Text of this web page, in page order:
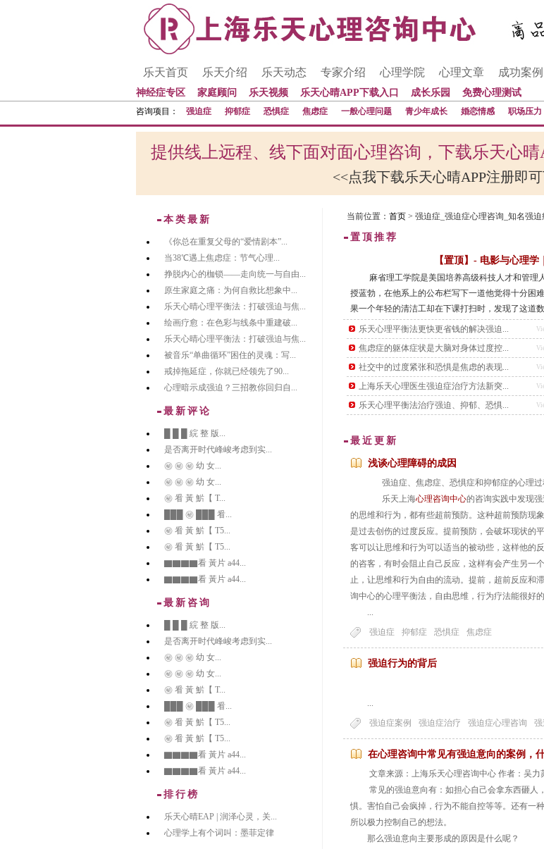
乐天首页 乐天介绍 乐天动态 专家介绍 心理学院 心理文章 成功案例
神经症专区 家庭顾问 乐天视频 乐天心晴APP下载入口 成长乐园 免费心理测试
咨询项目： 强迫症 抑郁症 恐惧症 焦虑症 一般心理问题 青少年成长 婚恋情感 职场压力
提供线上远程、线下面对面心理咨询，下载乐天心
<<点我下载乐天心晴APP注册即
当前位置： 首页 > 强迫症_强迫症心理咨询_知名强迫
置顶推荐
【置顶】- 电影与心理
麻省理工学院是美国培养高级科技人才和管
授蓝勃，在他系上的公布栏写下一道他觉得十分困
果一个年轻的清洁工却在下课打扫时，发现了这道
后，又下了另一道更难的题目，要找出这个数学天才
...
乐天心理平衡法更快更省钱的解决强迫...
焦虑症的躯体症状是大脑对身体过度控...
社交中的过度紧张和恐惧是焦虑的表现...
上海乐天心理医生强迫症治疗方法新突...
乐天心理平衡法治疗强迫、抑郁、恐惧...
最近更新
浅谈心理障碍的成因
强迫症、焦虑症、恐惧症和抑郁症的心理过
乐天上海心理咨询中心的咨询实践中发现
的思维和行为，都有些超前预防。这种超前预防现
是过去创伤的过度反应。提前预防，会破坏现状的
客可以让思维和行为可以适当的被动些，这样他的
的咨客，有时会阻止自己反应，这样有会产生另一
止，让思维和行为自由的流动。提前，超前反应和
询中心的心理平衡法，自由思维，行为疗法能很好
...
强迫症 抑郁症 恐惧症 焦虑症
强迫行为的背后
...
强迫症案例 强迫症治疗 强迫症心理咨询 强
在心理咨询中常见有强迫意向的案例，
文章来源：上海乐天心理咨询中心 作者：吴力
常见的强迫意向有：如担心自己会拿东西砸人
惧。害怕自己会疯掉，行为不能自控等等。还有一
所以极力控制自己的想法。
那么强迫意向主要形成的原因是什么呢？
本类最新
《你总在重复父母的“爱情剧本”...
当38℃遇上焦虑症：节气心理...
挣脱内心的枷锁——走向统一与自由...
原生家庭之痛：为何自救比想象中...
乐天心晴心理平衡法：打破强迫与焦...
绘画疗愈：在色彩与线条中重建破...
乐天心晴心理平衡法：打破强迫与焦...
被音乐“单曲循环”困住的灵魂：写...
戒掉拖延症，你就已经领先了90...
心理暗示成强迫？三招教你回归自...
最新评论
█ █ █ 綄 整 版...
是否离开时代峰峻考虑到实...
㊙️ ㊙️ ㊙️ 幼 女...
㊙️ ㊙️ ㊙️ 幼 女...
㊙️ 㸔 黃 魸【 T...
███ ㊙️ ███ 㸔...
㊙️ 㸔 黃 魸【 T5...
㊙️ 㸔 黃 魸【 T5...
▇▇▇▇看 黃片 a44...
▇▇▇▇看 黃片 a44...
最新咨询
█ █ █ 綄 整 版...
是否离开时代峰峻考虑到实...
㊙️ ㊙️ ㊙️ 幼 女...
㊙️ ㊙️ ㊙️ 幼 女...
㊙️ 㸔 黃 魸【 T...
███ ㊙️ ███ 㸔...
㊙️ 㸔 黃 魸【 T5...
㊙️ 㸔 黃 魸【 T5...
▇▇▇▇看 黃片 a44...
▇▇▇▇看 黃片 a44...
排行榜
乐天心晴EAP | 润泽心灵，关...
心理学上有个词叫：墨菲定律